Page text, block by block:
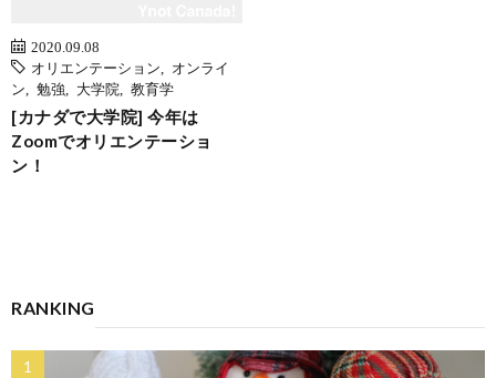
2020.09.08
オリエンテーション
オンライ
ン
勉強 大学院 教育学
[カナダで大学院] 今年は
Zoomでオリエンテーショ
ン！
RANKING